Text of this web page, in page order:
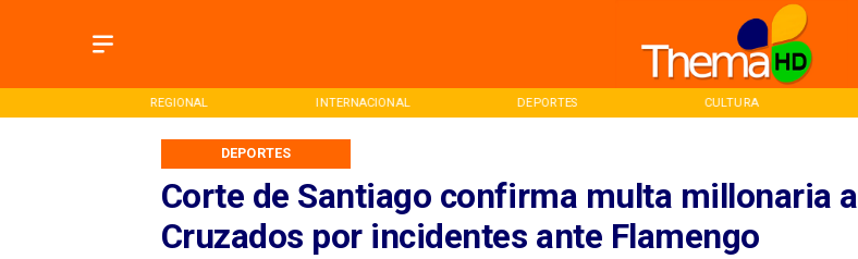
REGIONAL INTERNACIONAL DEPORTES CULTURA
Corte de Santiago confirma multa millonaria a
Cruzados por incidentes ante Flamengo
DEPORTES